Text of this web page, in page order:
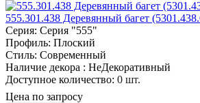
555.301.438 Деревянный багет
Серия: Серия "555"
Профиль: Плоский
Стиль: Современный
Наличие декора : НеДекоративный
Доступное количество: 0 шт.
Цена по запросу